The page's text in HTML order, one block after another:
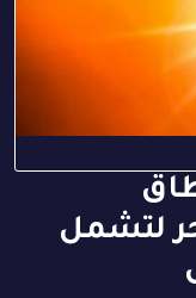
لتشمل